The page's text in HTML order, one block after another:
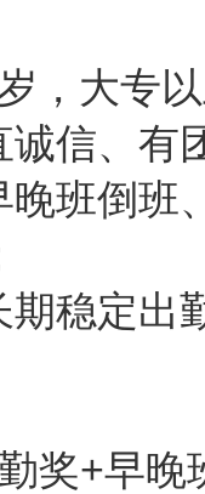
，大专
信、有
班倒班
稳定出
奖+早